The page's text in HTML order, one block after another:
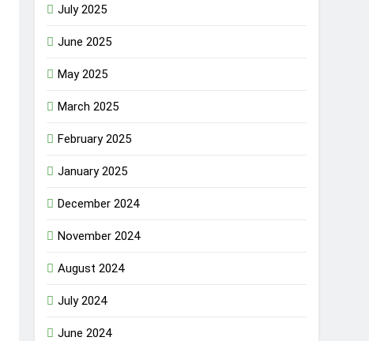
July 2025
June 2025
May 2025
March 2025
February 2025
January 2025
December 2024
November 2024
August 2024
July 2024
June 2024